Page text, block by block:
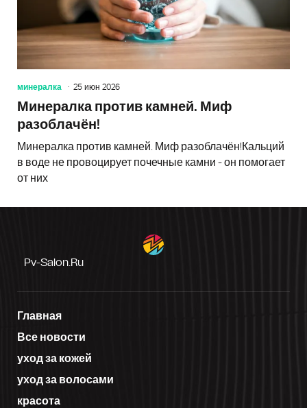
минералка 25 июн 2026
Минералка против камней. Миф
разоблачён!
Минералка против камней. Миф разоблачён!Кальций
в воде не провоцирует почечные камни - он помогает
от них
Pv-Salon.ru
Главная
Все новости
уход за кожей
уход за волосами
красота